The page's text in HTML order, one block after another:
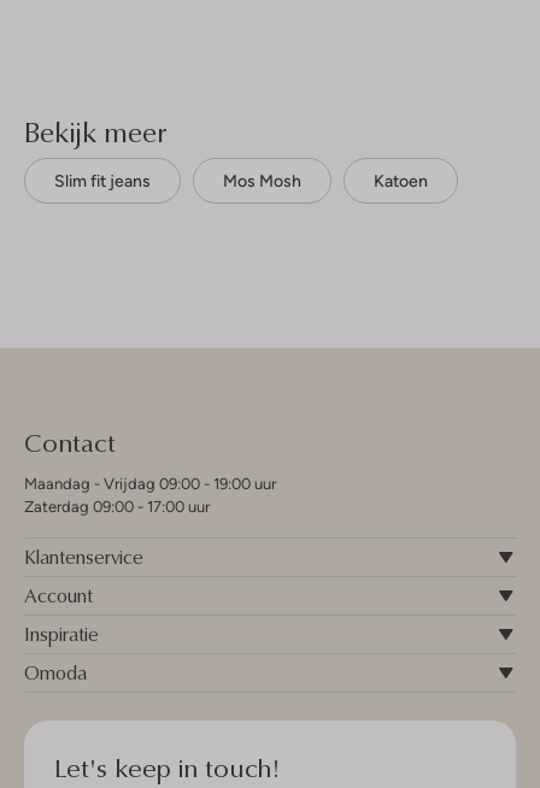
Bekijk meer
Slim fit jeans Mos Mosh Katoen
Contact
Maandag - Vrijdag 09:00 - 19:00 uur
Zaterdag 09:00 - 17:00 uur
Klantenservice
Account
Inspiratie
Omoda
Let's keep in touch!